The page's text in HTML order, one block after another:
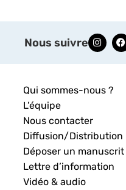
Nous suivre
Qui sommes-nous ?
L’équipe
Nous contacter
Diffusion/Distribution
Déposer un manuscrit
Lettre d’information
Vidéo & audio